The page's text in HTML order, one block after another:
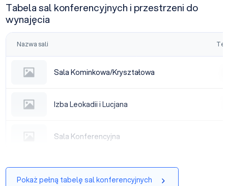
Tabela sal konferencyjnych i przestrzeni do
wynajęcia
Nazwa sali
Sala Kominkowa/Kryształowa
Sala Kominkowa/Kryształowa
Izba Leokadii i Lucjana
Izba Leokadii i Lucjana
Sala Konferencyjna
Pokaż pełną tabelę sal konferencyjnych